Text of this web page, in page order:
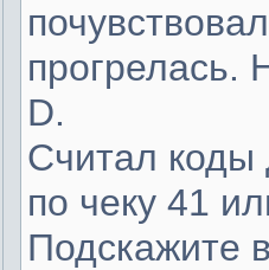
прогрелась.
D.
Считал коды
по чеку 41
Подскажите